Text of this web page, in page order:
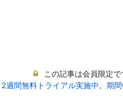
この記事は会員限定
2週間無料トライアル実施中。期